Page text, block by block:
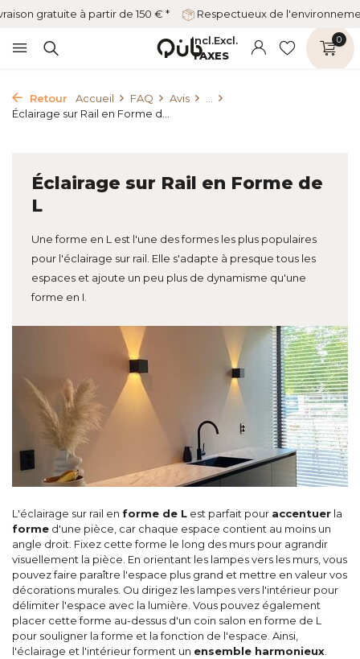
gratuite à partir de 150 € * Respectueux de
Incl.Excl.
TAXES
0
Retour Accueil FAQ Avis
Éclairage sur Rail en Forme d...
Éclairage sur Rail en Forme de
L
Une forme en L est l'une des formes les plus populaires
pour l'éclairage sur rail. Elle s'adapte à presque tous les
espaces et ajoute un peu plus de dynamisme qu'une
forme en I.
L'éclairage sur rail en forme de L est parfait pour accentuer la
forme d'une pièce, car chaque espace contient au moins un
angle droit. Fixez cette forme le long des murs pour agrandir
visuellement la pièce. En orientant les lampes vers les murs, vous
pouvez faire paraître l'espace plus grand et mettre en valeur vos
décorations murales. Ou dirigez les lampes vers l'intérieur pour
délimiter l'espace avec la lumière. Vous pouvez également
placer cette forme au-dessus d'un coin salon en forme de L
pour souligner la forme et la fonction de l'espace. Ainsi,
l'éclairage et l'intérieur forment un ensemble harmonieux